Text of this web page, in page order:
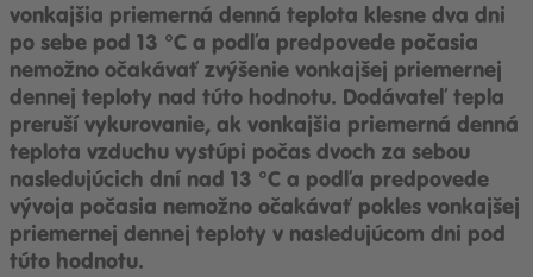
vonkajšia priemerná denná teplota klesne dva dni
po sebe pod 13 °C a podľa predpovede počasia
nemožno očakávať zvýšenie vonkajšej priemernej
dennej teploty nad túto hodnotu. Dodávateľ tepla
preruší vykurovanie, ak vonkajšia priemerná denná
teplota vzduchu vystúpi počas dvoch za sebou
nasledujúcich dní nad 13 °C a podľa predpovede
vývoja počasia nemožno očakávať pokles vonkajšej
priemernej dennej teploty v nasledujúcom dni pod
túto hodnotu.